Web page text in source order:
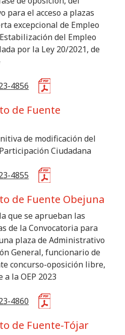
para el acceso a plazas
excepcional de Empleo
del Empleo
por la Ley 20/2021, de
4856
de Fuente
de modificación del
Ciudadana
4855
de Fuente Obejuna
que se aprueban las
de la Convocatoria para
plaza de Administrativo
General, funcionario de
concurso-oposición libre,
la OEP 2023
4860
de Fuente-Tójar